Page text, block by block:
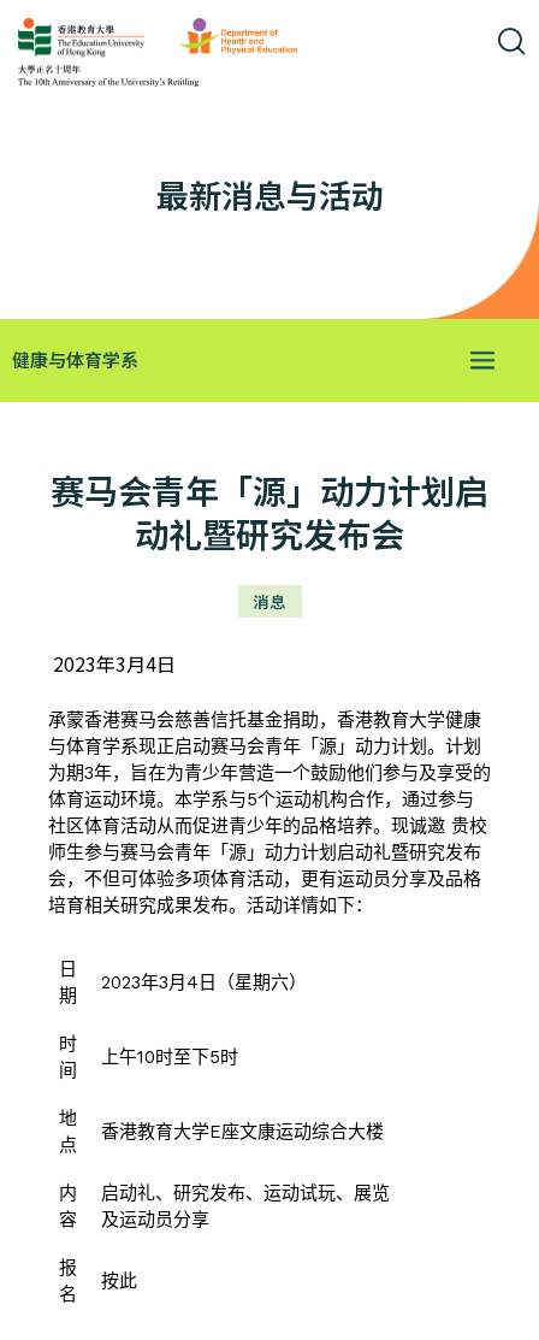
最新消息与活动
健康与体育学系
赛马会青年「源」动力计划启
动礼暨研究发布会
消息
2023年3月4日
承蒙香港赛马会慈善信托基金捐助，香港教育大学健康
与体育学系现正启动赛马会青年「源」动力计划。计划
为期3年，旨在为青少年营造一个鼓励他们参与及享受的
体育运动环境。本学系与5个运动机构合作，通过参与
社区体育活动从而促进青少年的品格培养。现诚邀 贵校
师生参与赛马会青年「源」动力计划启动礼暨研究发布
会，不但可体验多项体育活动，更有运动员分享及品格
培育相关研究成果发布。活动详情如下：
日
期
2023年3月4日（星期六）
时
间
上午10时至下5时
地
点
香港教育大学E座文康运动综合大楼
内
容
启动礼、研究发布、运动试玩、展览
及运动员分享
报
名
按此